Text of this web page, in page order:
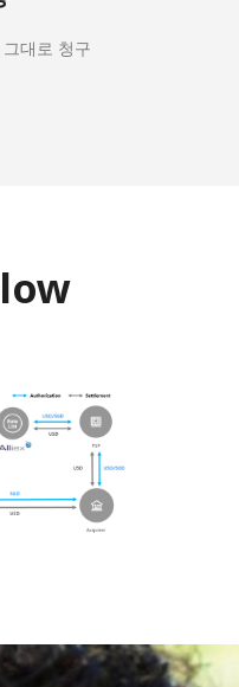
대로 청구